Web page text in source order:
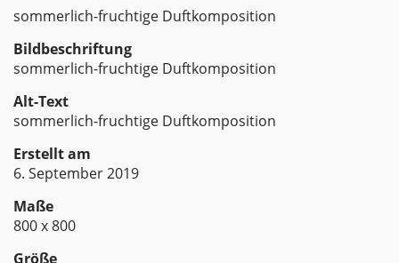
sommerlich-fruchtige Duftkomposition
Bildbeschriftung
sommerlich-fruchtige Duftkomposition
Alt-Text
sommerlich-fruchtige Duftkomposition
Erstellt am
6. September 2019
Maße
800 x 800
Größe